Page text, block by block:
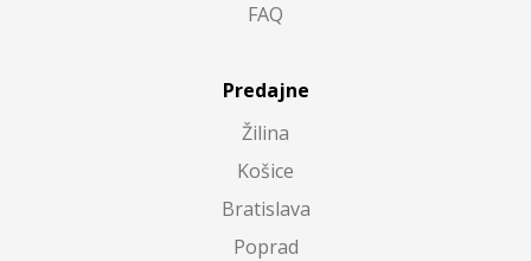
FAQ
Predajne
Žilina
Košice
Bratislava
Poprad